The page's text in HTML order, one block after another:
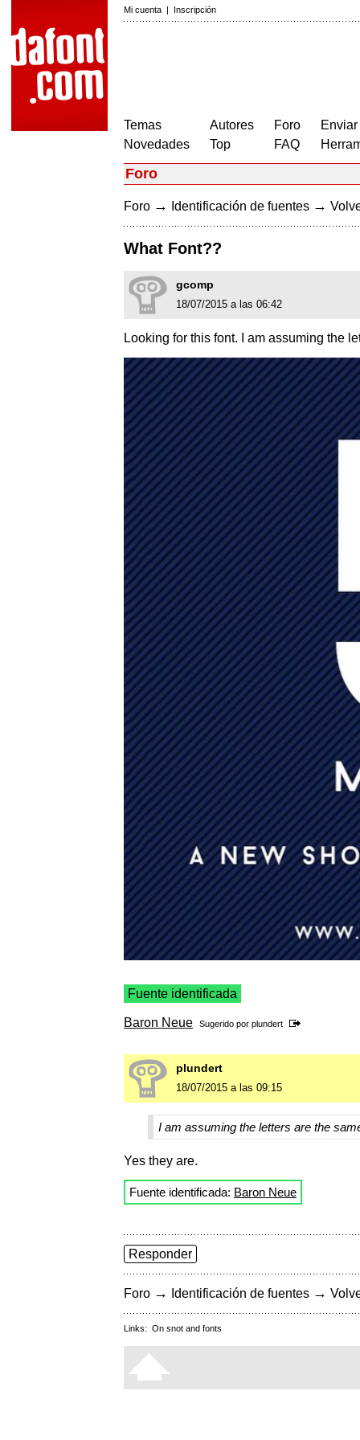
Mi cuenta | Inscripción
Temas
Novedades
Autores
Top
Foro
FAQ
Foro
Foro → Identificación de fuentes →
What Font??
gcomp
18/07/2015 a las 06:42
Looking for this font. I am assuming the
Fuente identificada
Baron Neue Sugerido por plundert
plundert
18/07/2015 a las 09:15
I am assuming the letters are the
Yes they are.
Fuente identificada: Baron Neue
Responder
Foro → Identificación de fuentes →
Links: On snot and fonts